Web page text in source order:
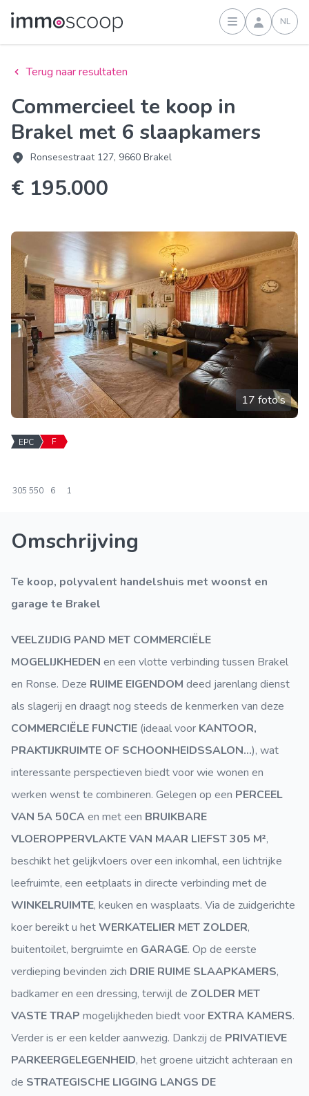
Inloggen
NL
Terug naar resultaten
Commercieel te koop in
Brakel met 6 slaapkamers
Ronsesestraat 127, 9660 Brakel
€ 195.000
17 foto's
EPC F
305 550 6 1
Omschrijving
Te koop, polyvalent handelshuis met woonst en
garage te Brakel
VEELZIJDIG PAND MET COMMERCIËLE
MOGELIJKHEDEN en een vlotte verbinding tussen Brakel
en Ronse. Deze RUIME EIGENDOM deed jarenlang dienst
als slagerij en draagt nog steeds de kenmerken van deze
COMMERCIËLE FUNCTIE (ideaal voor KANTOOR,
PRAKTIJKRUIMTE OF SCHOONHEIDSSALON…), wat
interessante perspectieven biedt voor wie wonen en
werken wenst te combineren. Gelegen op een PERCEEL
VAN 5A 50CAen met een BRUIKBARE
VLOEROPPERVLAKTE VAN MAAR LIEFST 305 M²,
beschikt het gelijkvloers over een inkomhal, een lichtrijke
leefruimte, een eetplaats in directe verbinding met de
WINKELRUIMTE, keuken en wasplaats. Via de zuidgerichte
koer bereikt u hetWERKATELIER MET ZOLDER,
buitentoilet, bergruimte en GARAGE. Op de eerste
verdieping bevinden zich DRIE RUIME SLAAPKAMERS,
badkamer en een dressing, terwijl de ZOLDER MET
VASTE TRAP mogelijkheden biedt voor EXTRA KAMERS.
Verder is er een kelder aanwezig. Dankzij de PRIVATIEVE
PARKEERGELEGENHEID, het groene uitzicht achteraan en
de STRATEGISCHE LIGGING LANGS DE